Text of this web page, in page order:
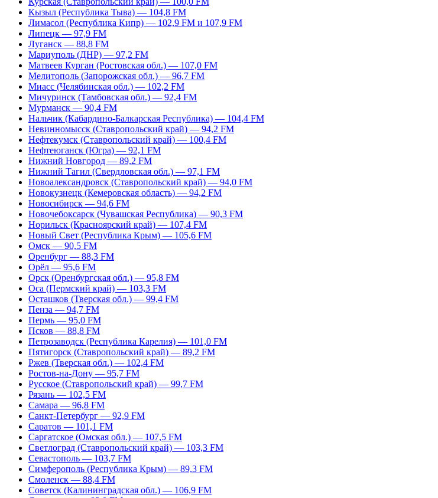
Кызыл (Республика Тыва) — 104,8 FM
Лимасол (Республика Кипр) — 102,9 FM и 107,9 FM
Липецк — 97,9 FM
Луганск — 88,8 FM
Мариуполь (ДНР) — 97,2 FM
Матвеев Курган (Ростовская обл.) — 107,0 FM
Мелитополь (Запорожская обл.) — 96,7 FM
Миасс (Челябинская обл.) — 102,2 FM
Мичуринск (Тамбовская обл.) — 92,4 FM
Мурманск — 90,4 FM
Нальчик (Кабардино-Балкарская Республика) — 104,4 FM
Невинномысск (Ставропольский край) — 94,2 FM
Нефтекумск (Ставропольский край) — 100,4 FM
Нефтеюганск (Югра) — 92,1 FM
Нижний Новгород — 89,2 FM
Нижний Тагил (Свердловская обл.) — 97,1 FM
Новоалександровск (Ставропольский край) — 94,0 FM
Новокузнецк (Кемеровская область) — 94,2 FM
Новосибирск — 94,6 FM
Новочебоксарск (Чувашская Республика) — 90,3 FM
Норильск (Красноярский край) — 107,4 FM
Новый Свет (Республика Крым) — 105,6 FM
Омск — 90,5 FM
Оренбург — 88,3 FM
Орёл — 95,6 FM
Орск (Оренбургская обл.) — 95,8 FM
Оса (Пермский край) — 103,3 FM
Осташков (Тверская обл.) — 99,4 FM
Пенза — 94,7 FM
Пермь — 95,0 FM
Псков — 88,8 FM
Петрозаводск (Республика Карелия) — 101,0 FM
Пятигорск (Ставропольский край) — 89,2 FM
Ржев (Тверская обл.) — 102,4 FM
Ростов-на-Дону — 95,7 FM
Русское (Ставропольский край) — 99,7 FM
Рязань — 102,5 FM
Самара — 96,8 FM
Санкт-Петербург — 92,9 FM
Саратов — 101,1 FM
Саргатское (Омская обл.) — 107,5 FM
Светлоград (Ставропольский край) — 103,3 FM
Севастополь — 103,7 FM
Симферополь (Республика Крым) — 89,3 FM
Смоленск — 88,4 FM
Советск (Калининградская обл.) — 106,9 FM